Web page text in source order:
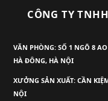
CÔNG TY
VĂN PHÒNG: SỐ 1 NGÕ 8
HÀ ĐÔNG, HÀ NỘI
XƯỞNG SẢN XUẤT: CẦN
NỘI